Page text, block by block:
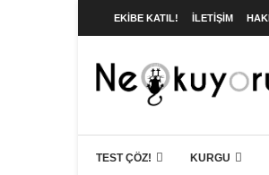
EKIBE KATIL! İLETIŞIM
TEST ÇÖZ! KURGU